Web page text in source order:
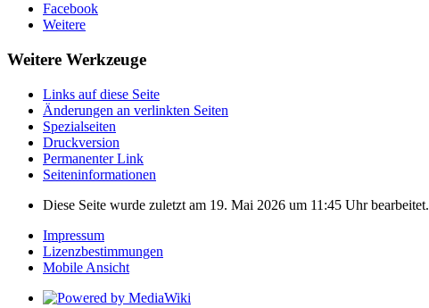
Facebook
Weitere
Weitere Werkzeuge
Links auf diese Seite
Änderungen an verlinkten Seiten
Spezialseiten
Druckversion
Permanenter Link
Seiten­­informationen
Diese Seite wurde zuletzt am 19. Mai 2026 um 11:45 Uhr bearbeitet.
Impressum
Lizenzbestimmungen
Mobile Ansicht